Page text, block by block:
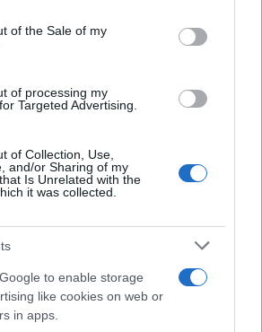
specified purposes in below Google
of the Sale of my
of processing my
Targeted Advertising.
of Collection, Use,
and/or Sharing of my
Is Unrelated with the
it was collected.
to enable storage
like cookies on web or
in apps.
ΕΙΔΗΣΕΙΣ